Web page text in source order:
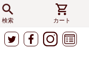
検索 カート